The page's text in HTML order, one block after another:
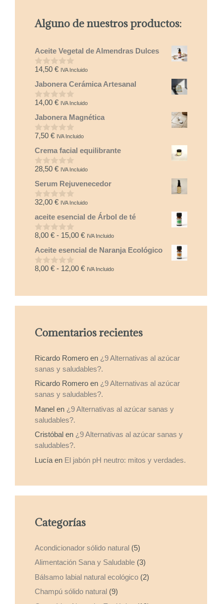
Alguno de nuestros productos:
Aceite Vegetal de Almendras Dulces
0
e
5
14,50 € IVA Incluido
Jabonera Cerámica Artesanal
0
e
5
14,00 € IVA Incluido
Jabonera Magnética
0
e
5
7,50 € IVA Incluido
Crema facial equilibrante
0
e
5
28,50 € IVA Incluido
Serum Rejuvenecedor
0
e
5
32,00 € IVA Incluido
aceite esencial de Árbol de té
0
e
5
8,00 € - 15,00 €Rango
de
desde
IVA Incluido
Aceite esencial de Naranja Ecológico
0
8,00 € - 12,00 €Rango
12,00 €
IVA Incluido
Comentarios recientes
Ricardo Romero en ¿9 Alternativas al azúcar
sanas y saludables?.
Ricardo Romero en ¿9 Alternativas al azúcar
sanas y saludables?.
Manel en ¿9 Alternativas al azúcar sanas y
saludables?.
Cristóbal en ¿9 Alternativas al azúcar sanas y
saludables?.
Lucía en El jabón pH neutro: mitos y verdades.
Categorías
Acondicionador sólido natural (5)
Alimentación Sana y Saludable (3)
Bálsamo labial natural ecológico (2)
Champú sólido natural (9)